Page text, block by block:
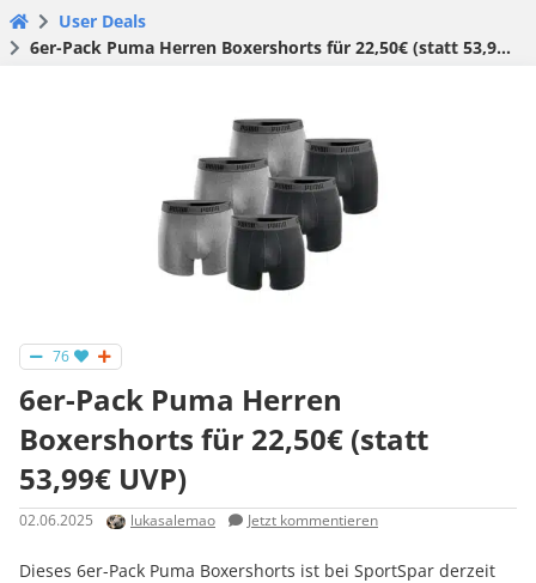
User Deals
6er-Pack Puma Herren Boxershorts für 22,50€ (statt 53,99€ UVP)
76
6er-Pack Puma Herren
Boxershorts für 22,50€ (statt
53,99€ UVP)
02.06.2025 lukasalemao Jetzt kommentieren
Dieses 6er-Pack Puma Boxershorts ist bei SportSpar derzeit